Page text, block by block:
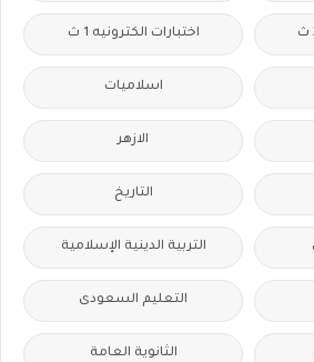
اختبارات الكترونيه 1 ث
اسلاميات
الازهر
التاريخ
التربية الدينية الإسلامية
التعليم السعودى
الثانوية العامة